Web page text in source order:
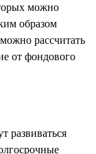
можно
образом
рассчитать
от фондового
развиваться